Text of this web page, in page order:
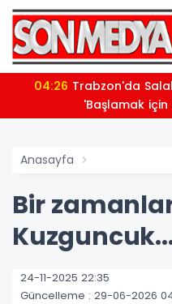
03:3914 aydır tutukluydu: Avcılar Belediye Başkanı
Anasayfa
Bir
24-11-2025 22:35
Güncelleme : 29-06-2026